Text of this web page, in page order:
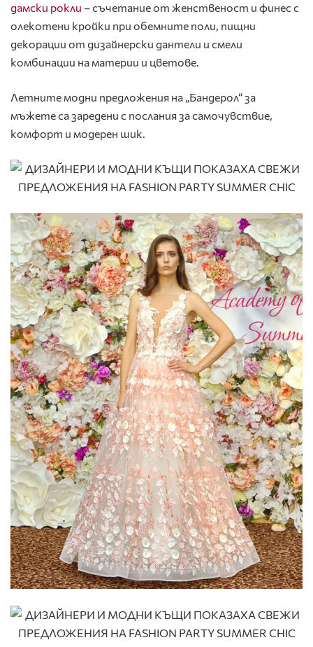
дамски рокли – съчетание от женственост и финес с
олекотени кройки при обемните поли, пищни
декорации от дизайнерски дантели и смели
комбинации на материи и цветове.
Летните модни предложения на „Бандерол“ за
мъжете са заредени с послания за самочувствие,
комфорт и модерен шик.